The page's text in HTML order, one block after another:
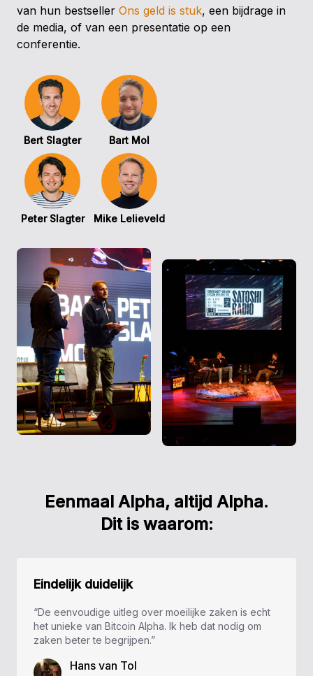
van hun bestseller Ons geld is stuk, een bijdrage in
de media, of van een presentatie op een
conferentie.
Bert Slagter Bart Mol
Peter Slagter Mike Lelieveld
Eenmaal Alpha, altijd Alpha.
Dit is waarom:
Eindelijk duidelijk
“De eenvoudige uitleg over moeilijke zaken is echt
het unieke van Bitcoin Alpha. Ik heb dat nodig om
zaken beter te begrijpen.”
Hans van Tol